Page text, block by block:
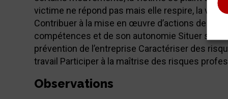
victime ne répond pas mais elle respire, la
Contribuer à la mise en œuvre d’actions de
compétences et de son autonomie Situer son
prévention de l’entreprise Caractériser des
travail Participer à la maîtrise des risques
Observations